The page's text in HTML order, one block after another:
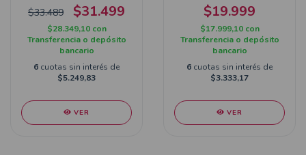
$33.489
$31.499
$28.349,10 con
Transferencia o depósito
bancario
6 cuotas sin interés de
$5.249,83
VER
$19.999
$17.999,10 con
Transferencia o depósito
bancario
6 cuotas sin interés de
$3.333,17
VER